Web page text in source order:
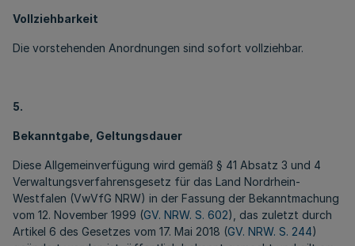
Vollziehbarkeit
Die vorstehenden Anordnungen sind sofort vollziehbar.
5.
Bekanntgabe, Geltungsdauer
Diese Allgemeinverfügung wird gemäß § 41 Absatz 3 und 4
Verwaltungsverfahrensgesetz für das Land Nordrhein-
Westfalen (VwVfG NRW) in der Fassung der Bekanntmachung
vom 12. November 1999 (GV. NRW. S. 602), das zuletzt durch
Artikel 6 des Gesetzes vom 17. Mai 2018 (GV. NRW. S. 244)